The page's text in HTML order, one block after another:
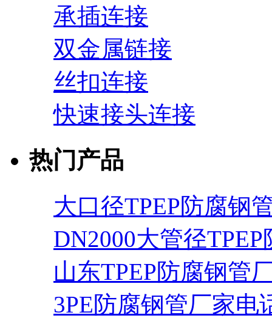
承插连接
双金属链接
丝扣连接
快速接头连接
热门产品
大口径TPEP防腐钢
DN2000大管径
山东TPEP防腐钢管
3PE防腐钢管厂家电